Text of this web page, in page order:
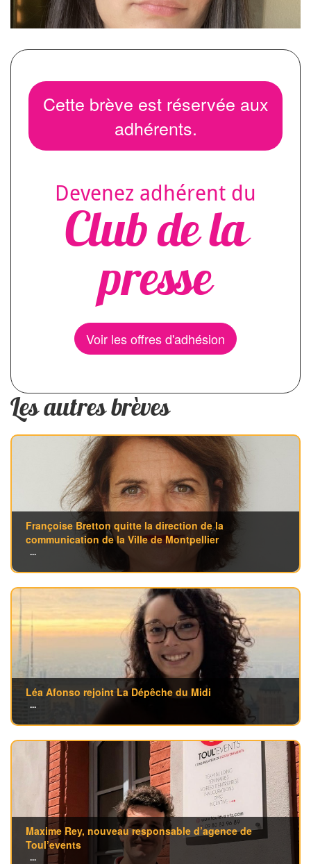
Cette brève est réservée aux
adhérents.
Devenez adhérent du
Club de la
presse
Voir les offres d'adhésion
Les autres brèves
Françoise Bretton quitte la direction de la
communication de la Ville de Montpellier
...
Léa Afonso rejoint La Dépêche du Midi
...
Maxime Rey, nouveau responsable d’agence de
Toul’events
...